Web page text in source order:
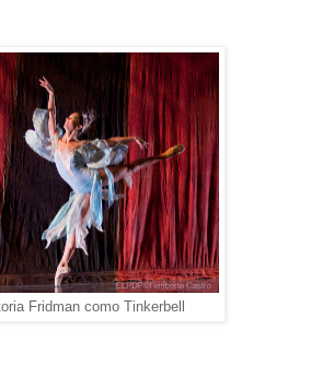
Fridman como Tinkerbell